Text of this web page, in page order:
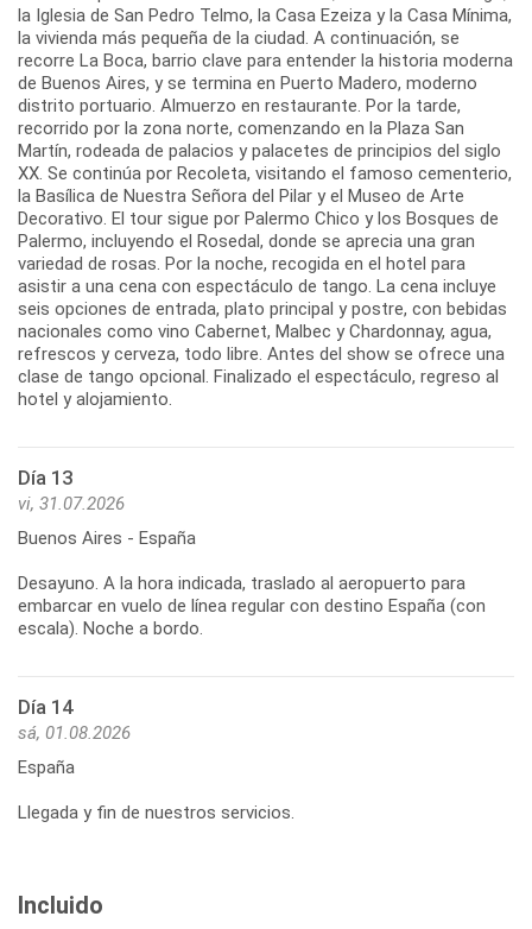
la Iglesia de San Pedro Telmo, la Casa Ezeiza y la Casa Mínima,
la vivienda más pequeña de la ciudad. A continuación, se
recorre La Boca, barrio clave para entender la historia moderna
de Buenos Aires, y se termina en Puerto Madero, moderno
distrito portuario. Almuerzo en restaurante. Por la tarde,
recorrido por la zona norte, comenzando en la Plaza San
Martín, rodeada de palacios y palacetes de principios del siglo
XX. Se continúa por Recoleta, visitando el famoso cementerio,
la Basílica de Nuestra Señora del Pilar y el Museo de Arte
Decorativo. El tour sigue por Palermo Chico y los Bosques de
Palermo, incluyendo el Rosedal, donde se aprecia una gran
variedad de rosas. Por la noche, recogida en el hotel para
asistir a una cena con espectáculo de tango. La cena incluye
seis opciones de entrada, plato principal y postre, con bebidas
nacionales como vino Cabernet, Malbec y Chardonnay, agua,
refrescos y cerveza, todo libre. Antes del show se ofrece una
clase de tango opcional. Finalizado el espectáculo, regreso al
hotel y alojamiento.
Día 13
vi, 31.07.2026
Buenos Aires - España
Desayuno. A la hora indicada, traslado al aeropuerto para
embarcar en vuelo de línea regular con destino España (con
escala). Noche a bordo.
Día 14
sá, 01.08.2026
España
Llegada y fin de nuestros servicios.
Incluido